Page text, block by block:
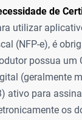
de
utilizar
(NFP-e), é
possua um
(geralmente
ativo para
os